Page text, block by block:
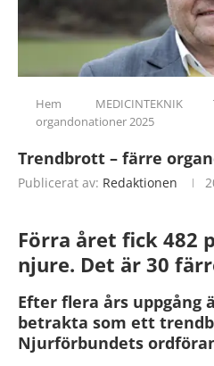
Hem MEDICINTEKNIK
organdonationer 2025
Trendbrott – färre
Publicerat av: Redaktionen
Förra året fick 482
njure. Det är 30
Efter flera års uppgång
betrakta som ett
Njurförbundets